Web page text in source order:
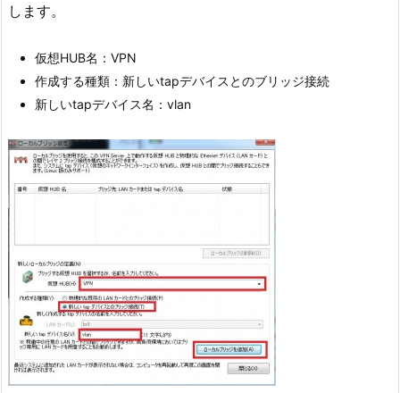
します。
仮想HUB名：VPN
作成する種類：新しいtapデバイスとのブリッジ接続
新しいtapデバイス名：vlan